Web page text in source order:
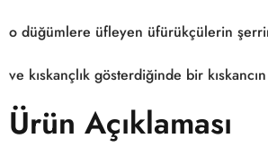
o düğümlere üfleyen üfürükçülerin
ve kıskançlık gösterdiğinde bir
Ürün Açıklaması